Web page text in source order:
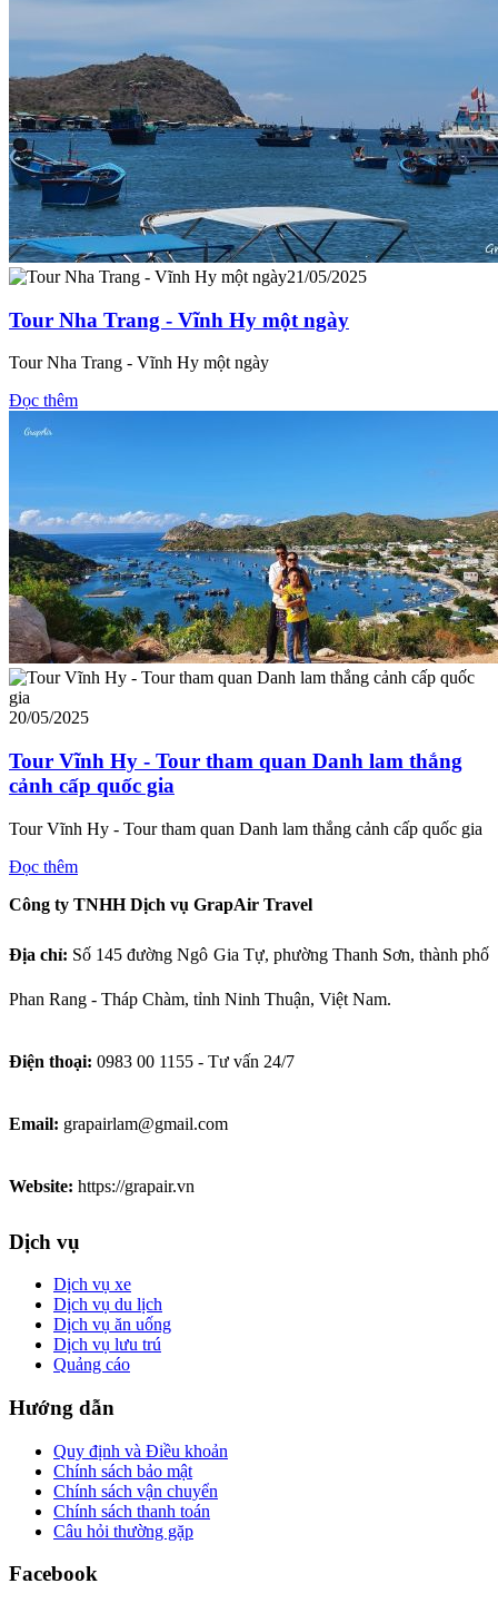
21/05/2025
Tour Nha Trang - Vĩnh Hy một ngày
Tour Nha Trang - Vĩnh Hy một ngày
Đọc thêm
20/05/2025
Tour Vĩnh Hy - Tour tham quan Danh lam thắng
cảnh cấp quốc gia
Tour Vĩnh Hy - Tour tham quan Danh lam thắng cảnh cấp quốc gia
Đọc thêm
Công ty TNHH Dịch vụ GrapAir Travel
Địa chỉ: Số 145 đường Ngô Gia Tự, phường Thanh Sơn, thành phố
Phan Rang - Tháp Chàm, tỉnh Ninh Thuận, Việt Nam.
Điện thoại: 0983 00 1155 - Tư vấn 24/7
Email: grapairlam@gmail.com
Website: https://grapair.vn
Dịch vụ
Dịch vụ xe
Dịch vụ du lịch
Dịch vụ ăn uống
Dịch vụ lưu trú
Quảng cáo
Hướng dẫn
Quy định và Điều khoản
Chính sách bảo mật
Chính sách vận chuyển
Chính sách thanh toán
Câu hỏi thường gặp
Facebook